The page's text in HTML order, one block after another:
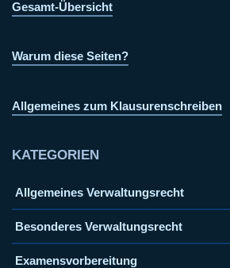
Gesamt-Übersicht
Warum diese Seiten?
Allgemeines zum Klausurenschreiben
KATEGORIEN
Allgemeines Verwaltungsrecht
Besonderes Verwaltungsrecht
Examensvorbereitung